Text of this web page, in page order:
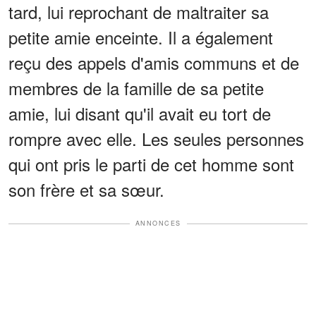
tard, lui reprochant de maltraiter sa
petite amie enceinte. Il a également
reçu des appels d'amis communs et de
membres de la famille de sa petite
amie, lui disant qu'il avait eu tort de
rompre avec elle. Les seules personnes
qui ont pris le parti de cet homme sont
son frère et sa sœur.
ANNONCES